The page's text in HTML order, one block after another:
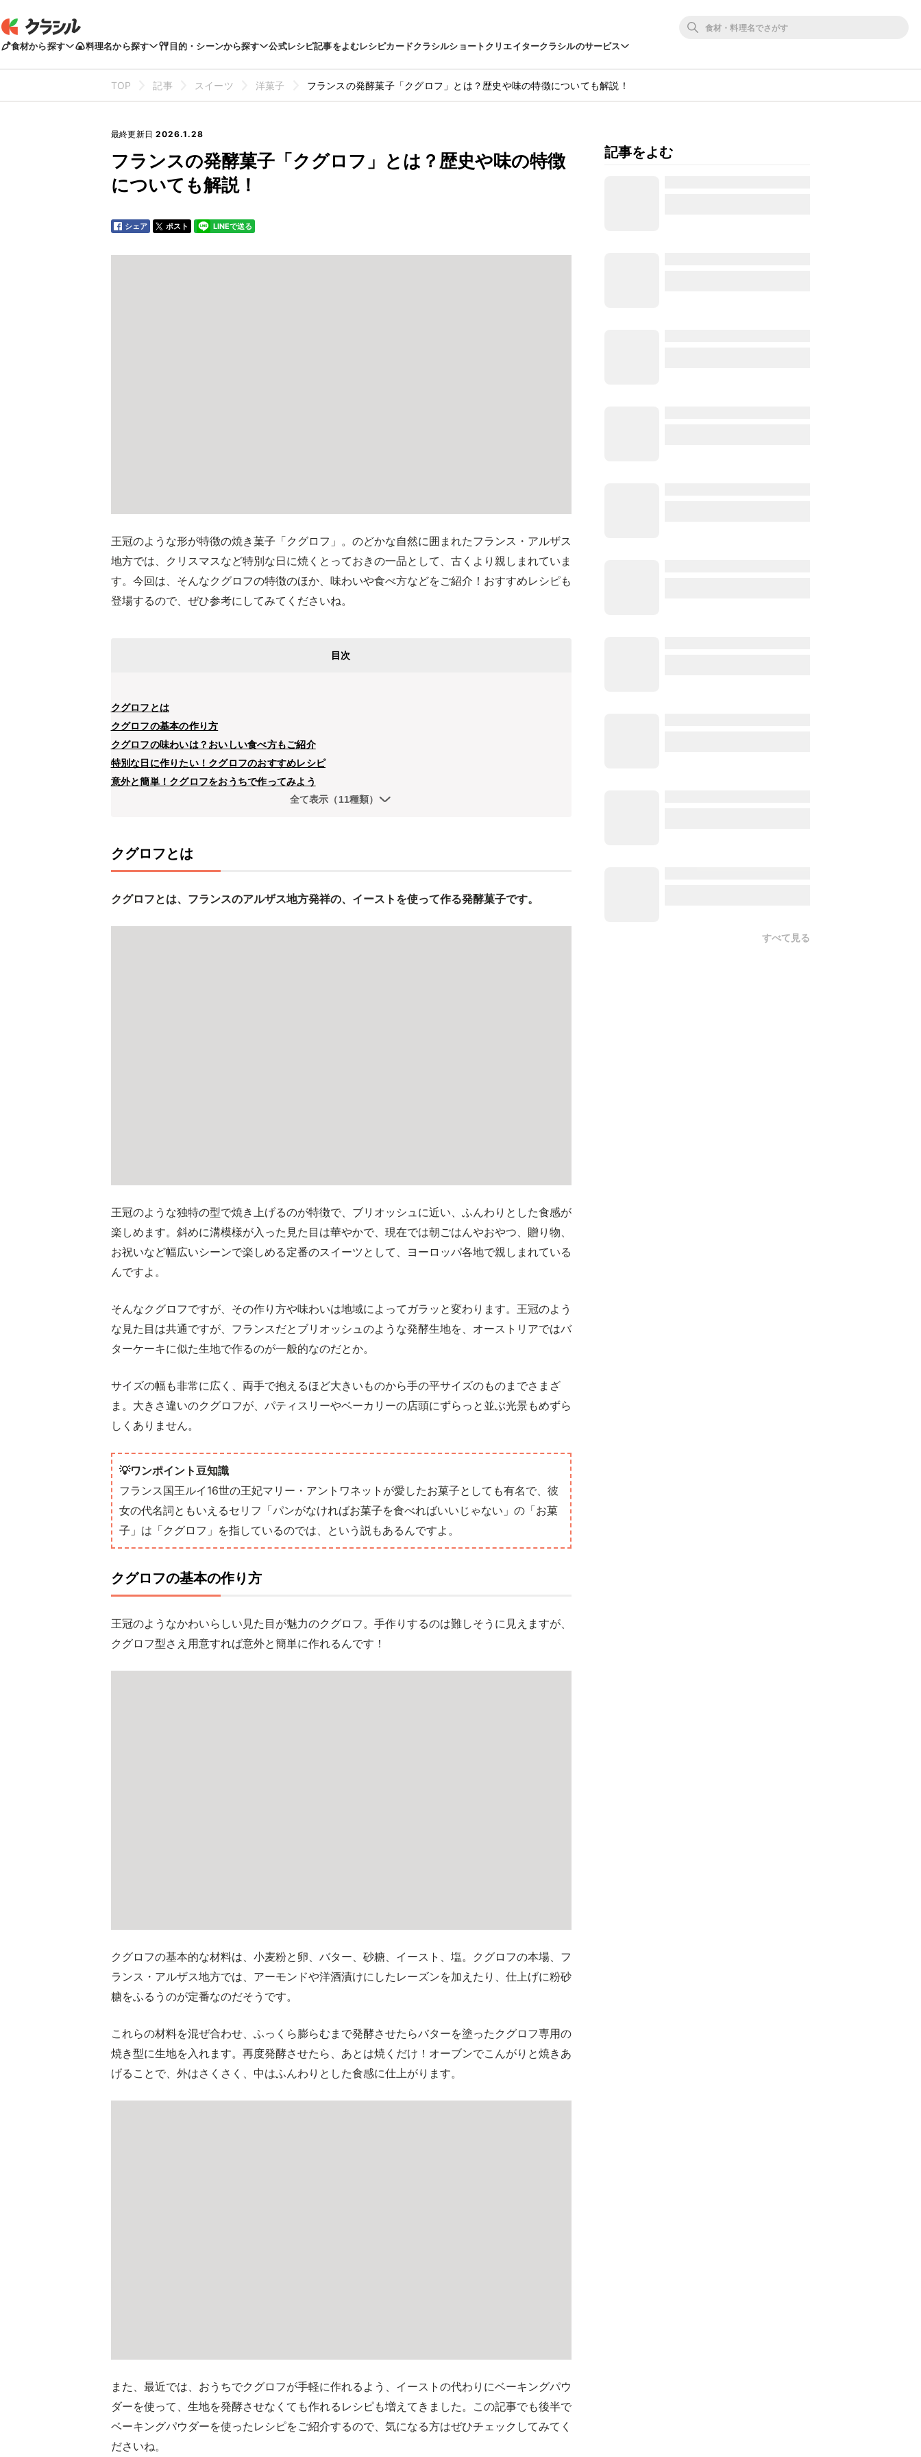
食材から探す 料理名から探す 目的・シーンから探す 公式レシピ記事をよむレシピカードクラシルショートクリエイタークラシルのサービス
TOP 記事 スイーツ 洋菓子 フランスの発酵菓子「クグロフ」とは？歴史や味の特徴についても解説！
最終更新日 2026.1.28
フランスの発酵菓子「クグロフ」とは？歴史や味の特徴
についても解説！
シェア ポスト LINEで送る
王冠のような形が特徴の焼き菓子「クグロフ」。のどかな自然に囲まれたフランス・アルザス
地方では、クリスマスなど特別な日に焼くとっておきの一品として、古くより親しまれていま
す。今回は、そんなクグロフの特徴のほか、味わいや食べ方などをご紹介！おすすめレシピも
登場するので、ぜひ参考にしてみてくださいね。
目次
クグロフとは
クグロフの基本の作り方
クグロフの味わいは？おいしい食べ方もご紹介
特別な日に作りたい！クグロフのおすすめレシピ
意外と簡単！クグロフをおうちで作ってみよう
全て表示（11種類）
クグロフとは
クグロフとは、フランスのアルザス地方発祥の、イーストを使って作る発酵菓子です。
王冠のような独特の型で焼き上げるのが特徴で、ブリオッシュに近い、ふんわりとした食感が
楽しめます。斜めに溝模様が入った見た目は華やかで、現在では朝ごはんやおやつ、贈り物、
お祝いなど幅広いシーンで楽しめる定番のスイーツとして、ヨーロッパ各地で親しまれている
んですよ。
そんなクグロフですが、その作り方や味わいは地域によってガラッと変わります。王冠のよう
な見た目は共通ですが、フランスだとブリオッシュのような発酵生地を、オーストリアではバ
ターケーキに似た生地で作るのが一般的なのだとか。
サイズの幅も非常に広く、両手で抱えるほど大きいものから手の平サイズのものまでさまざ
ま。大きさ違いのクグロフが、パティスリーやベーカリーの店頭にずらっと並ぶ光景もめずら
しくありません。
💡ワンポイント豆知識
フランス国王ルイ16世の王妃マリー・アントワネットが愛したお菓子としても有名で、彼
女の代名詞ともいえるセリフ「パンがなければお菓子を食べればいいじゃない」の「お菓
子」は「クグロフ」を指しているのでは、という説もあるんですよ。
クグロフの基本の作り方
王冠のようなかわいらしい見た目が魅力のクグロフ。手作りするのは難しそうに見えますが、
クグロフ型さえ用意すれば意外と簡単に作れるんです！
クグロフの基本的な材料は、小麦粉と卵、バター、砂糖、イースト、塩。クグロフの本場、フ
ランス・アルザス地方では、アーモンドや洋酒漬けにしたレーズンを加えたり、仕上げに粉砂
糖をふるうのが定番なのだそうです。
これらの材料を混ぜ合わせ、ふっくら膨らむまで発酵させたらバターを塗ったクグロフ専用の
焼き型に生地を入れます。再度発酵させたら、あとは焼くだけ！オーブンでこんがりと焼きあ
げることで、外はさくさく、中はふんわりとした食感に仕上がります。
また、最近では、おうちでクグロフが手軽に作れるよう、イーストの代わりにベーキングパウ
ダーを使って、生地を発酵させなくても作れるレシピも増えてきました。この記事でも後半で
ベーキングパウダーを使ったレシピをご紹介するので、気になる方はぜひチェックしてみてく
ださいね。
記事をよむ
すべて見る